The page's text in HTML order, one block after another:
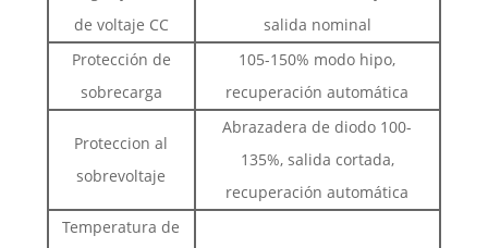
de voltaje CC
salida nominal
Protección de
sobrecarga
105-150% modo hipo,
recuperación automática
Proteccion al
sobrevoltaje
Abrazadera de diodo 100-
135%, salida cortada,
recuperación automática
Temperatura de